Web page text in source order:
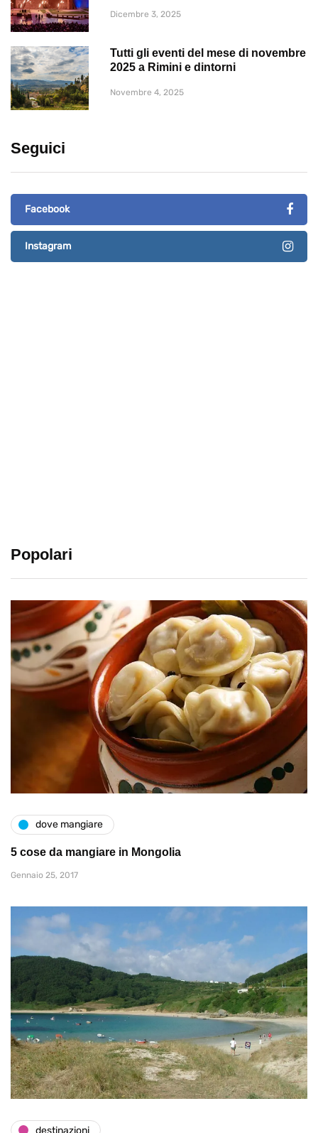
Dicembre 3, 2025
Tutti gli eventi del mese di novembre
2025 a Rimini e dintorni
Novembre 4, 2025
Seguici
Facebook
Instagram
Popolari
dove mangiare
5 cose da mangiare in Mongolia
Gennaio 25, 2017
destinazioni